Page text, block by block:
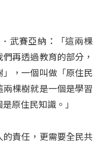
武賽亞納：「這兩棵
再透過教育的部分，
，一個叫做「原住民
棵樹就是一個是學習
原住民知識。」
責任，更需要全民共